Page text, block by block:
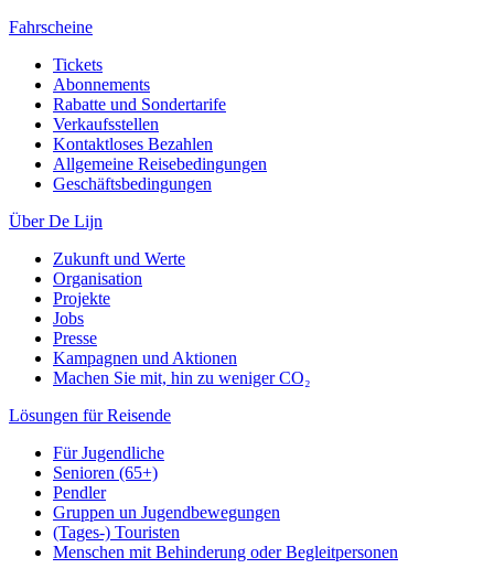
Fahrscheine
Tickets
Abonnements
Rabatte und Sondertarife
Verkaufsstellen
Kontaktloses Bezahlen
Allgemeine Reisebedingungen
Geschäftsbedingungen
Über De Lijn
Zukunft und Werte
Organisation
Projekte
Jobs
Presse
Kampagnen und Aktionen
Machen Sie mit, hin zu weniger CO₂
Lösungen für Reisende
Für Jugendliche
Senioren (65+)
Pendler
Gruppen un Jugendbewegungen
(Tages-) Touristen
Menschen mit Behinderung oder Begleitpersonen